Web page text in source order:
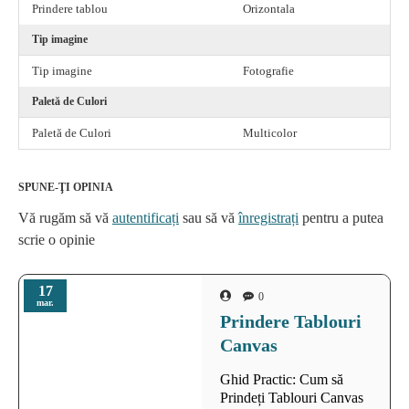
17
mar. 0
Prindere Tablouri
Canvas
Ghid Practic: Cum să
Prindeți Tablouri Canvas
Prindere tablou Orizontala
Tip imagine
Tip imagine Fotografie
Paletă de Culori
Paletă de Culori Multicolor
SPUNE-ŢI OPINIA
Vă rugăm să vă autentificați sau să văînregistrați pentru a putea
scrie o opinie